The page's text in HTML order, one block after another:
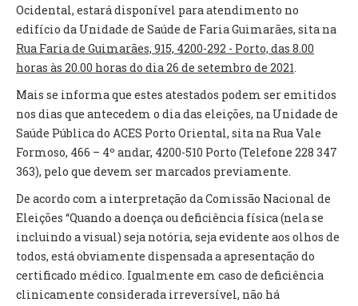
EDITAIS
REGULAMENTOS E TAXAS
PLANO E ORÇAMENTO
RELATÓRIO E CONTAS
SERVIÇOS
GERAIS
SECRETARIA
Ocidental, estará disponível para atendimento no
edifício da Unidade de Saúde de Faria Guimarães, sita na
Rua Faria de Guimarães, 915, 4200-292 - Porto, das 8.00
horas às 20.00 horas do dia 26 de setembro de 2021.
Mais se informa que estes atestados podem ser emitidos
nos dias que antecedem o dia das eleições, na Unidade de
Saúde Pública do ACES Porto Oriental, sita na Rua Vale
Formoso, 466 – 4º andar, 4200-510 Porto (Telefone 228 347
363), pelo que devem ser marcados previamente.
De acordo com a interpretação da Comissão Nacional de
Eleições “Quando a doença ou deficiência física (nela se
incluindo a visual) seja notória, seja evidente aos olhos de
todos, está obviamente dispensada a apresentação do
certificado médico. Igualmente em caso de deficiência
clinicamente considerada irreversível, não há